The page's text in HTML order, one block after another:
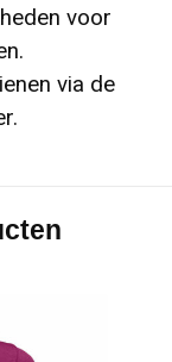
voor
via de